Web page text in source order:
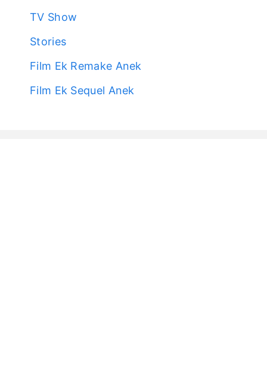
TV Show
Stories
Film Ek Remake Anek
Film Ek Sequel Anek